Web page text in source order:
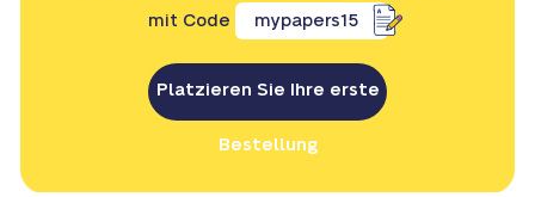
mit Code mypapers15
Platzieren Sie Ihre erste
Bestellung